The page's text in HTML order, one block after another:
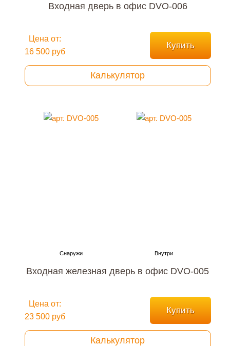
Входная дверь в офис DVO-006
Цена от:
16 500 руб
Купить
Калькулятор
Входная железная дверь в офис DVO-005
Цена от:
23 500 руб
Купить
Калькулятор